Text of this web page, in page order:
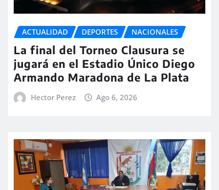
ACTUALIDAD DEPORTES NACIONALES
La final del Torneo Clausura se
jugará en el Estadio Único Diego
Armando Maradona de La Plata
Hector Perez Ago 6, 2026